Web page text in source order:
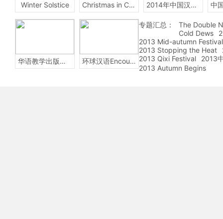
Winter Solstice Christmas in China 2014年中国汉字听写大会
华语教学出版社Sinolingua 环球汉语Encounters
专题汇总：
The Double
Cold Dews
2013 Mid-autumn Festival
2013 Stopping the Heat
2013 Qixi Festival
2013
2013 Autumn Begins